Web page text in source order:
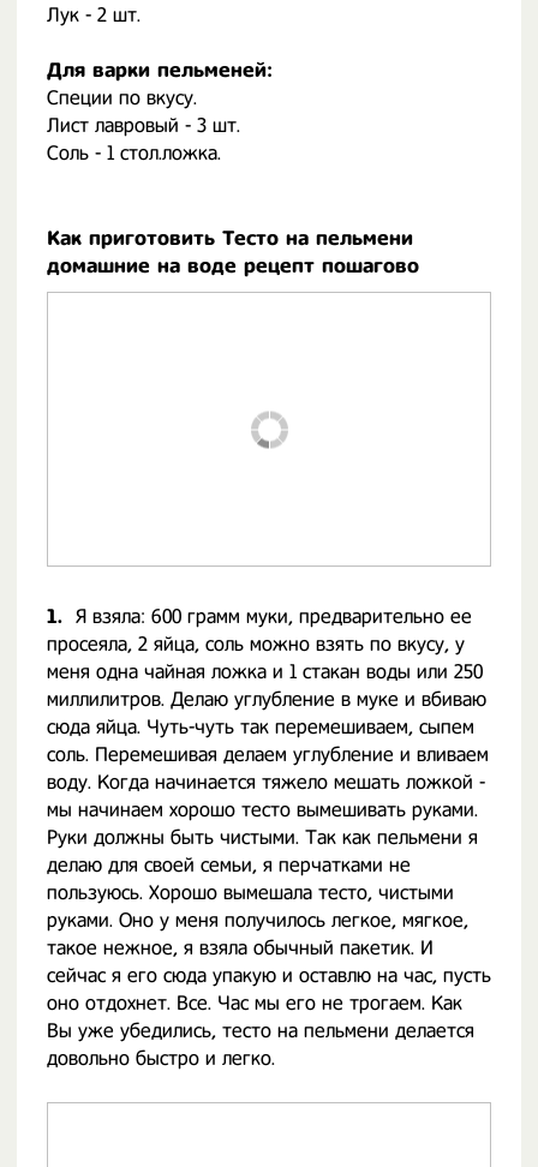
Лук - 2 шт.
Для варки пельменей:
Специи по вкусу.
Лист лавровый - 3 шт.
Соль - 1 стол.ложка.
Как приготовить Тесто на пельмени
домашние на воде рецепт пошагово
1. Я взяла: 600 грамм муки, предварительно ее
просеяла, 2 яйца, соль можно взять по вкусу, у
меня одна чайная ложка и 1 стакан воды или 250
миллилитров. Делаю углубление в муке и вбиваю
сюда яйца. Чуть-чуть так перемешиваем, сыпем
соль. Перемешивая делаем углубление и вливаем
воду. Когда начинается тяжело мешать ложкой -
мы начинаем хорошо тесто вымешивать руками.
Руки должны быть чистыми. Так как пельмени я
делаю для своей семьи, я перчатками не
пользуюсь. Хорошо вымешала тесто, чистыми
руками. Оно у меня получилось легкое, мягкое,
такое нежное, я взяла обычный пакетик. И
сейчас я его сюда упакую и оставлю на час, пусть
оно отдохнет. Все. Час мы его не трогаем. Как
Вы уже убедились, тесто на пельмени делается
довольно быстро и легко.